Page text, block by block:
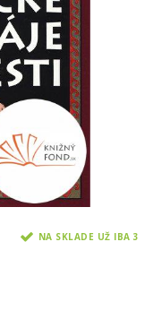
NA SKLADE UŽ IBA 3